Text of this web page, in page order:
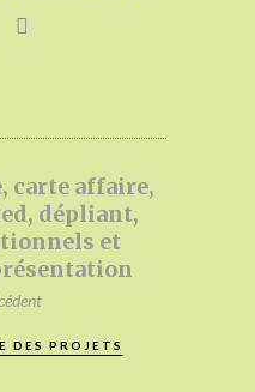
carte affaire,
dépliant,
et
DES PROJETS